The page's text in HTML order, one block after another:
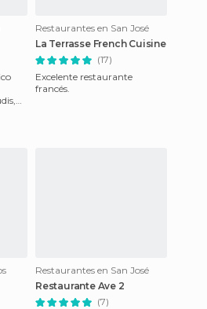
Restaurantes en San José
La Terrasse French Cuisine
(17)
Excelente restaurante
francés.
Restaurantes en San José
Restaurante Ave 2
(7)